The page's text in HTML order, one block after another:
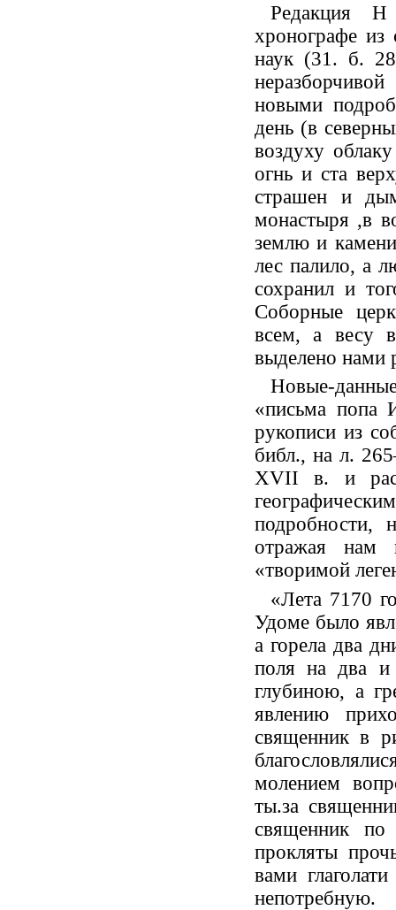
Редакция
хронографе
наук (31. б.
новыми
день (в
воздуху
огнь и ста
страшен и
монастыря ,в
землю и
лес палило, а
сохранил и
Соборные
всем, а весу
выделено нами
Новые-
«письма попа
рукописи из
библ., на л.
XVII в. и
подробности,
отражая нам
«творимой
«Лета 7170
Удоме было
а горела два
поля на два и
глубиною, а
явлению
священник в
молением
ты.за
священник по
прокляты
вами
непотребную.